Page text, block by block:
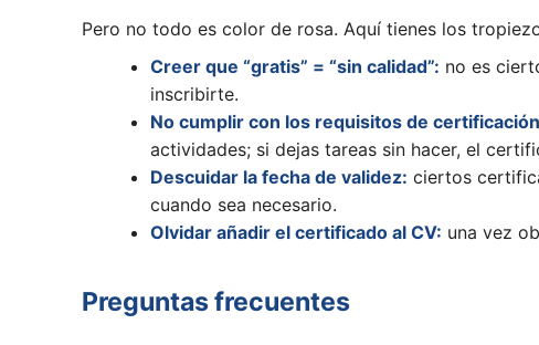
Pero no todo es color de rosa. Aquí tienes los
Creer que “gratis” = “sin calidad”: no es
inscribirte.
No cumplir con los requisitos de
actividades; si dejas tareas sin hacer, el
Descuidar la fecha de validez: ciertos
cuando sea necesario.
Olvidar añadir el certificado al CV: una vez
Preguntas frecuentes